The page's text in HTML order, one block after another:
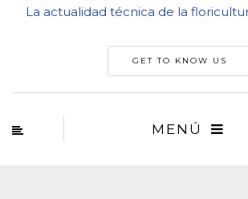
La actualidad técnica de la
GET TO KNOW US
MENÚ